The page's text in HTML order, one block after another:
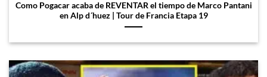
Como Pogacar acaba de REVENTAR el tiempo de Marco Pantani
en Alp d´huez | Tour de Francia Etapa 19